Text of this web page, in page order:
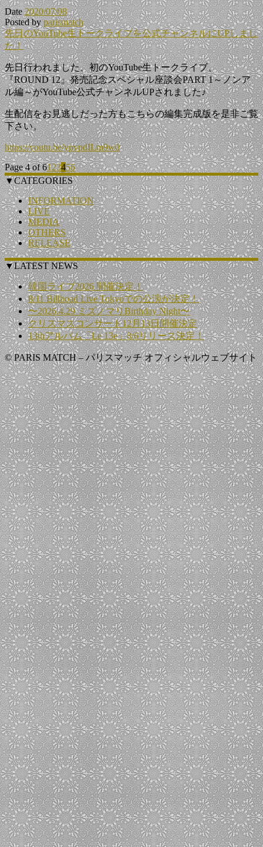
Date2020/07/08
Posted byparismatch
先日のYouTube生トークライブを公式チャンネルにUPしまし
た！
先日行われました、初のYouTube生トークライブ、
『ROUND 12』発売記念スペシャル座談会PART 1～ノンア
ル編～がYouTube公式チャンネルUPされました♪
生配信をお見逃しだった方もこちらの編集完成版を是非ご覧
下さい。
https://youtu.be/ypvpdILm9w0
Page 4 of 6123456
▼CATEGORIES
INFORMATION
LIVE
MEDIA
OTHERS
RELEASE
▼LATEST NEWS
韓国ライブ2026 開催決定！
8/11 Billboad Live Tokyoでの公演が決定！
〜2026.4.29 ミズノマリBirthday Night〜
クリスマスコンサート12月13日開催決定
13thアルバム「Le 13e」8/6リリース決定！
© PARIS MATCH – パリスマッチ オフィシャルウェブサイト